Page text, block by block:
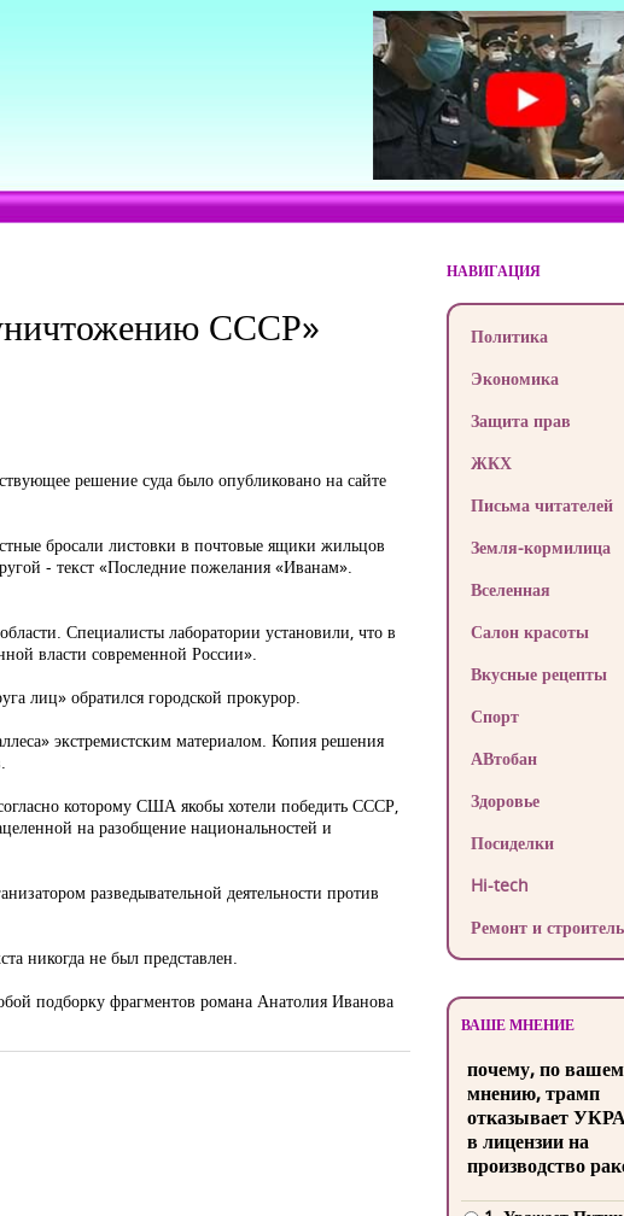
СССР»
решение суда было опубликовано на сайте
бросали листовки в почтовые ящики жильцов
- текст «Последние пожелания «Иванам».
Специалисты лаборатории установили, что в
власти современной России».
лиц» обратился городской прокурор.
экстремистским материалом. Копия решения
которому США якобы хотели победить СССР,
на разобщение национальностей и
разведывательной деятельности против
никогда не был представлен.
подборку фрагментов романа Анатолия Иванова
НАВИГАЦИЯ
Политика
Экономика
Защита прав
ЖКХ
Письма читателей
Земля-кормилица
Вселенная
Салон красоты
Вкусные рецепты
Спорт
АВтобан
Здоровье
Посиделки
Hi-tech
Ремонт и
ВАШЕ МНЕНИЕ
почему, по
мнению, трамп
отказывает
в лицензии на
производство